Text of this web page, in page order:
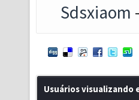
Sdsxiaom
Usuários visualizando